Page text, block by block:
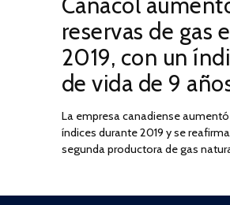
reservas de gas
2019, con un
de vida de 9
La empresa canadiense
índices durante 2019 y se
segunda productora de gas